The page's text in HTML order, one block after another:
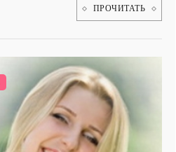
ПРОЧИТАТЬ